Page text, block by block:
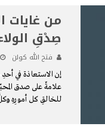
من غايات
صِدْقِ
فتح الله كولن
إن الاستعاذة في
علامةٌ على صدق
للخالقِ كل أمورِهِ